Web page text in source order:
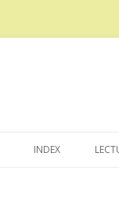
au
INDEX